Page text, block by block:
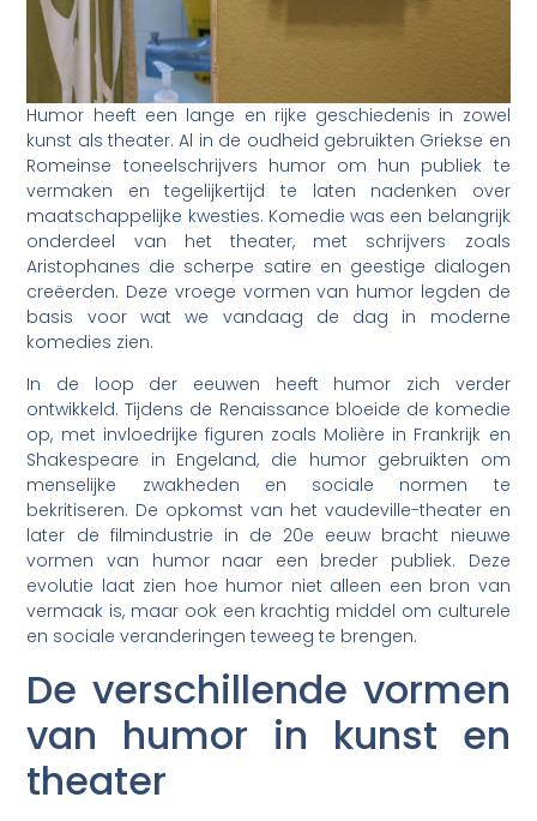
Humor heeft een lange en rijke geschiedenis in zowel
kunst als theater. Al in de oudheid gebruikten Griekse en
Romeinse toneelschrijvers humor om hun publiek te
vermaken en tegelijkertijd te laten nadenken over
maatschappelijke kwesties. Komedie was een belangrijk
onderdeel van het theater, met schrijvers zoals
Aristophanes die scherpe satire en geestige dialogen
creëerden. Deze vroege vormen van humor legden de
basis voor wat we vandaag de dag in moderne
komedies zien.
In de loop der eeuwen heeft humor zich verder
ontwikkeld. Tijdens de Renaissance bloeide de komedie
op, met invloedrijke figuren zoals Molière in Frankrijk en
Shakespeare in Engeland, die humor gebruikten om
menselijke zwakheden en sociale normen te
bekritiseren. De opkomst van het vaudeville-theater en
later de filmindustrie in de 20e eeuw bracht nieuwe
vormen van humor naar een breder publiek. Deze
evolutie laat zien hoe humor niet alleen een bron van
vermaak is, maar ook een krachtig middel om culturele
en sociale veranderingen teweeg te brengen.
De verschillende vormen
van humor in kunst en
theater